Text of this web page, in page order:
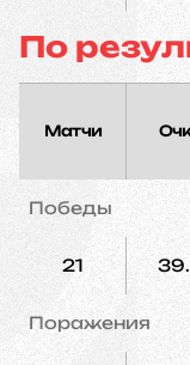
По
Матчи
Победы
21
Поражения